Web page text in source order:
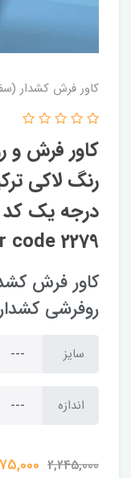
کاور فرش کشدار
کاور فرش و
رنگ لاکی
code 2279
روفرشی
سایز
اندازه
2,245,000